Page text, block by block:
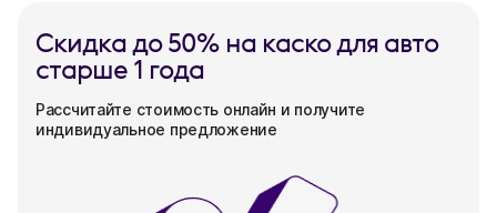
Скидка до 50% на каско для авто
старше 1 года
Рассчитайте стоимость онлайн и получите
индивидуальное предложение